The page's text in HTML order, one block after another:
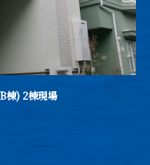
棟) 2棟現場